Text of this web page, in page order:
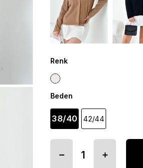
Renk
Beden
38/40 42/44